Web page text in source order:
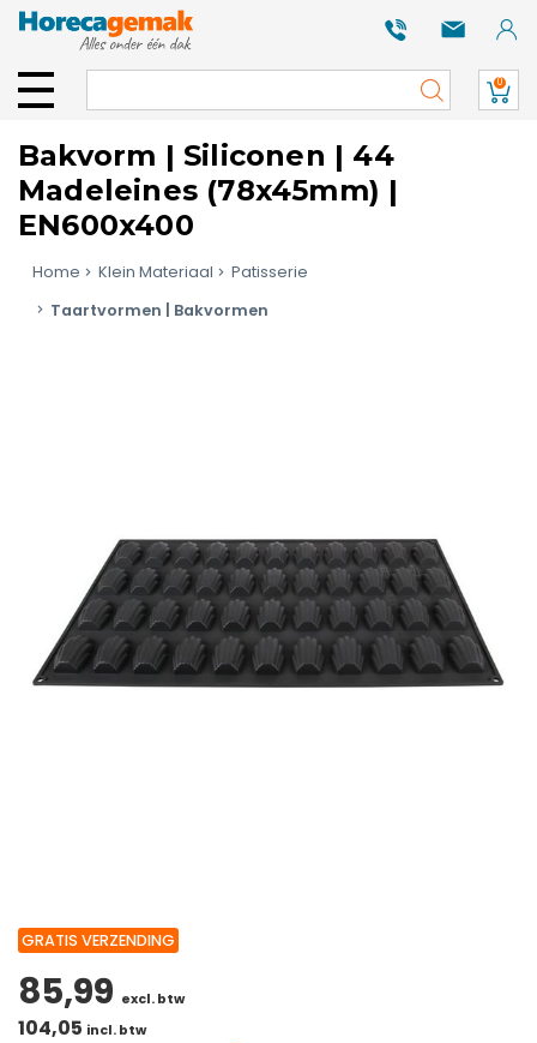
0
Bakvorm | Siliconen | 44
Madeleines (78x45mm) |
EN600x400
Home Klein Materiaal
Patisserie
Taartvormen | Bakvormen
GRATIS VERZENDING
85,99 excl. btw
104,05 incl. btw